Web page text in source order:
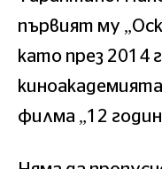
първият му
като през 2014
филма „12